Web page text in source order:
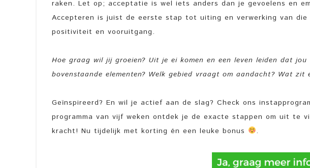
raken. Let op; acceptatie is wel iets anders dan je gevoelens en
Accepteren is juist de eerste stap tot uiting en verwerking van
positiviteit en vooruitgang.
Hoe graag wil jij groeien? Uit je ei komen en een leven leiden dat jou
bovenstaande elementen? Welk gebied vraagt om aandacht? Wat
Geïnspireerd? En wil je actief aan de slag? Check ons
programma van vijf weken ontdek je de exacte stappen om uit te
kracht! Nu tijdelijk met korting én een leuke bonus
.